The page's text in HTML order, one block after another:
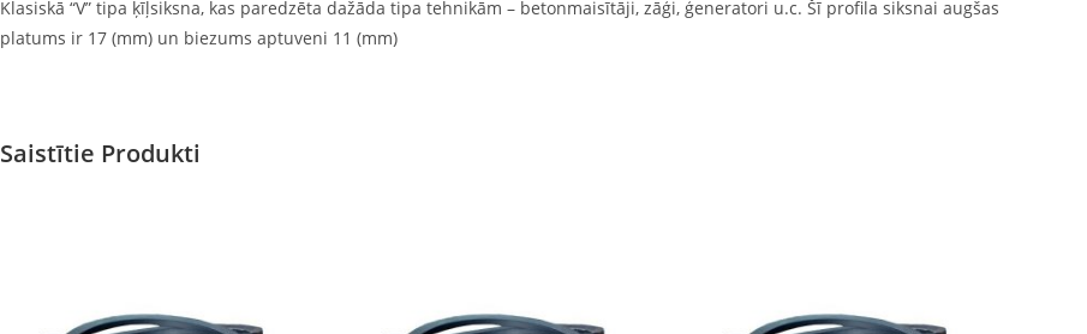
Klasiskā “V” tipa ķīļsiksna, kas paredzēta dažāda tipa tehnikām – betonmaisītāji, zāģi, ģeneratori u.c. Šī profila siksnai augšas
platums ir 17 (mm) un biezums aptuveni 11 (mm)
Saistītie Produkti